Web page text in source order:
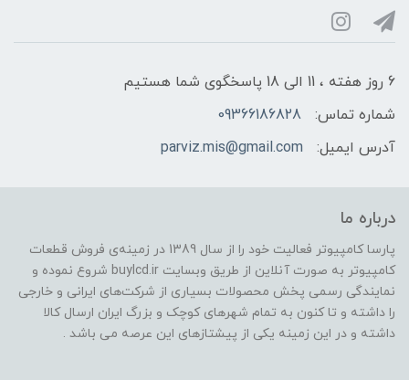
6 روز هفته ، 11 الی 18 پاسخگوی شما هستیم
شماره تماس:
09366186828
آدرس ایمیل:
parviz.mis@gmail.com
درباره ما
پارسا کامپیوتر فعالیت خود را از سال 1389 در زمینه‌ی فروش قطعات
کامپیوتر به صورت آنلاین از طریق وبسایت buylcd.ir شروع نموده و
نمایندگی رسمی پخش محصولات بسیاری از شرکت‌های ایرانی و خارجی
را داشته و تا کنون به تمام شهرهای کوچک و بزرگ ایران ارسال کالا
داشته و در این زمینه یکی از پیشتازهای این عرصه می باشد .